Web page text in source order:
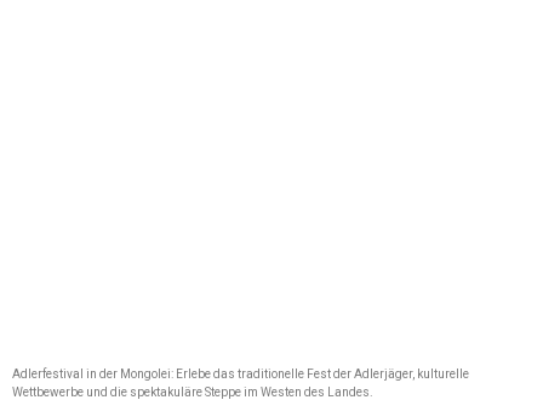
Adlerfestival in der Mongolei: Erlebe das traditionelle Fest der Adlerjäger, kulturelle
Wettbewerbe und die spektakuläre Steppe im Westen des Landes.